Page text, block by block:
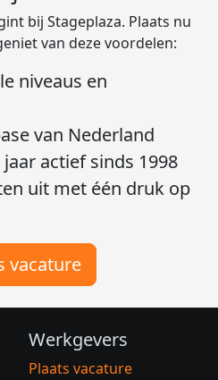
bij Stageplaza. Plaats nu
van deze voordelen:
niveaus en
van Nederland
actief sinds 1998
uit met één druk op
vacature
Werkgevers
Plaats vacature